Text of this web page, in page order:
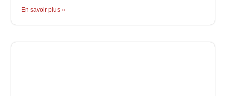
En savoir plus »